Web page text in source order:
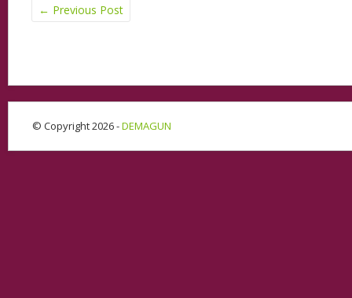
← Previous Post
© Copyright 2026 -DEMAGUN